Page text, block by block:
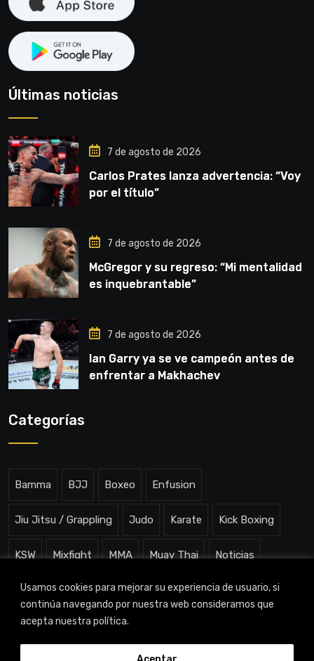
Usamos cookies para mejorar su experiencia de usuario, si
continúa navegando por nuestra web consideramos que
acepta nuestra política.
Últimas noticias
7 de agosto de 2026
Carlos Prates lanza advertencia: “Voy
por el título”
7 de agosto de 2026
McGregor y su regreso: “Mi mentalidad
es inquebrantable”
7 de agosto de 2026
Ian Garry ya se ve campeón antes de
enfrentar a Makhachev
Categorías
Bamma BJJ Boxeo Enfusion
Jiu Jitsu / Grappling Judo Karate Kick Boxing
KSW Mixfight MMA Muay Thai Noticias
One ChampionShip Slam Arena Uncategorized